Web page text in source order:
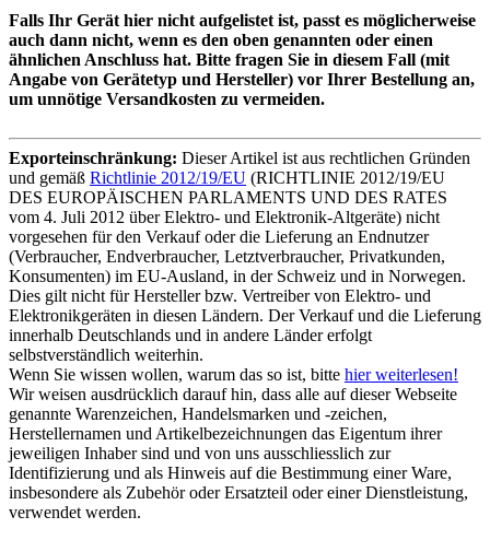
Falls Ihr Gerät hier nicht aufgelistet ist, passt es möglicherweise
auch dann nicht, wenn es den oben genannten oder einen
ähnlichen Anschluss hat. Bitte fragen Sie in diesem Fall (mit
Angabe von Gerätetyp und Hersteller) vor Ihrer Bestellung an,
um unnötige Versandkosten zu vermeiden.
Exporteinschränkung: Dieser Artikel ist aus rechtlichen Gründen
und gemäß Richtlinie 2012/19/EU (RICHTLINIE 2012/19/EU
DES EUROPÄISCHEN PARLAMENTS UND DES RATES
vom 4. Juli 2012 über Elektro- und Elektronik-Altgeräte) nicht
vorgesehen für den Verkauf oder die Lieferung an Endnutzer
(Verbraucher, Endverbraucher, Letztverbraucher, Privatkunden,
Konsumenten) im EU-Ausland, in der Schweiz und in Norwegen.
Dies gilt nicht für Hersteller bzw. Vertreiber von Elektro- und
Elektronikgeräten in diesen Ländern. Der Verkauf und die Lieferung
innerhalb Deutschlands und in andere Länder erfolgt
selbstverständlich weiterhin.
Wenn Sie wissen wollen, warum das so ist, bitte hier weiterlesen!
Wir weisen ausdrücklich darauf hin, dass alle auf dieser Webseite
genannte Warenzeichen, Handelsmarken und -zeichen,
Herstellernamen und Artikelbezeichnungen das Eigentum ihrer
jeweiligen Inhaber sind und von uns ausschliesslich zur
Identifizierung und als Hinweis auf die Bestimmung einer Ware,
insbesondere als Zubehör oder Ersatzteil oder einer Dienstleistung,
verwendet werden.